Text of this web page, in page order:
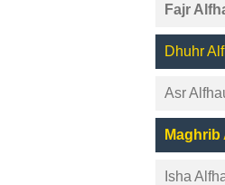
Fajr
Dhuhr
Asr
Isha